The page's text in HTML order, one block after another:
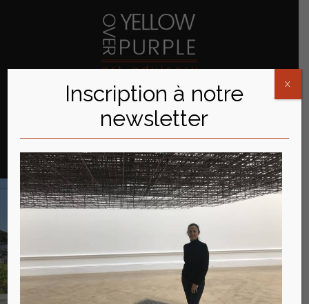
Inscription à notre
newsletter
X